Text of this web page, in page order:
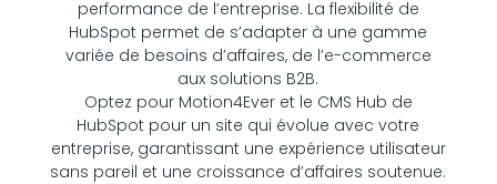
performance de l’entreprise. La flexibilité de
HubSpot permet de s’adapter à une gamme
variée de besoins d’affaires, de l’e-commerce
aux solutions B2B.
Optez pour Motion4Ever et le CMS Hub de
HubSpot pour un site qui évolue avec votre
entreprise, garantissant une expérience utilisateur
sans pareil et une croissance d’affaires soutenue.